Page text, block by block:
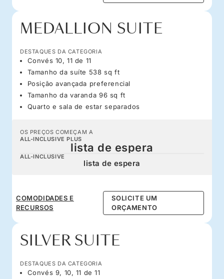
MEDALLION SUITE
DESTAQUES DA CATEGORIA
Convés 10, 11 de 11
Tamanho da suíte 538 sq ft
Posição avançada preferencial
Tamanho da varanda 96 sq ft
Quarto e sala de estar separados
OS PREÇOS COMEÇAM A
ALL-INCLUSIVE PLUS
lista de espera
ALL-INCLUSIVE
lista de espera
COMODIDADES E
RECURSOS
SOLICITE UM
ORÇAMENTO
SILVER SUITE
DESTAQUES DA CATEGORIA
Convés 9, 10, 11 de 11